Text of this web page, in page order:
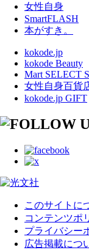
女性自身
SmartFLASH
本がすき。
kokode.jp
kokode Beauty
Mart SELECT
女性自身百貨
kokode.jp GIFT
このサイトに
コンテンツポ
プライバシー
広告掲載につ